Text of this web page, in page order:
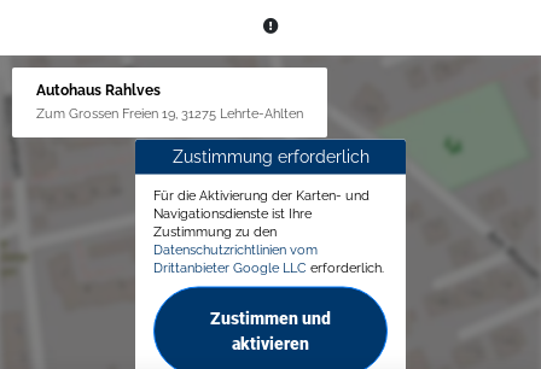
Autohaus Rahlves
Zum Grossen Freien 19, 31275 Lehrte-Ahlten
Zustimmung erforderlich
Für die Aktivierung der Karten- und
Navigationsdienste ist Ihre
Zustimmung zu den
Datenschutzrichtlinien vom
Drittanbieter Google LLC erforderlich.
Zustimmen und
aktivieren